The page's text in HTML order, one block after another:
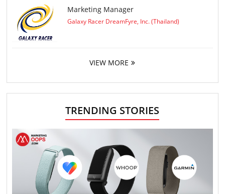
Marketing Manager
Galaxy Racer DreamFyre, Inc. (Thailand)
VIEW MORE
TRENDING STORIES